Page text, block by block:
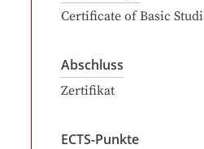
Certificate of Basic
Abschluss
Zertifikat
ECTS-Punkte